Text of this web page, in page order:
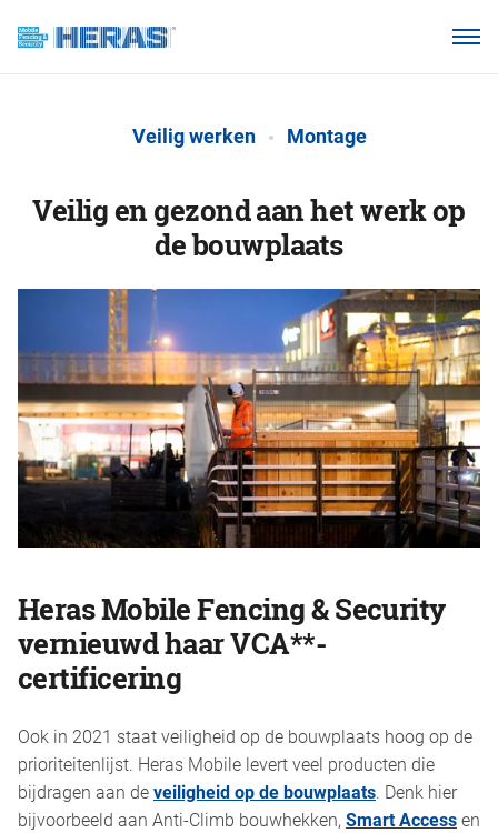
Kennisbank
Webshop
Veilig werken Montage
Veilig en gezond aan het werk op
de bouwplaats
Heras Mobile Fencing & Security
vernieuwd haar VCA**-
certificering
Ook in 2021 staat veiligheid op de bouwplaats hoog op de
prioriteitenlijst. Heras Mobile levert veel producten die
bijdragen aan deveiligheid op de bouwplaats. Denk hier
bijvoorbeeld aan Anti-Climb bouwhekken, Smart Accessen